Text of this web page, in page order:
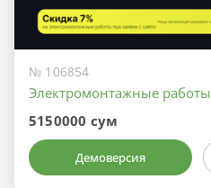
№ 106854
Электромонтажные работы
5150000 сум
Демоверсия